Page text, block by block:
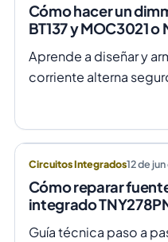
Cómo hacer un
BT137 y MOC3021 o
Aprende a diseñar y
corriente alterna
Circuitos Integrados12 de
Cómo reparar
integrado
Guía técnica paso a